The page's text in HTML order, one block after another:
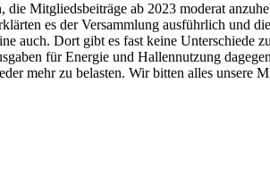
Mitgliedsbeiträge ab 2023 moderat
es der Versammlung ausführlich und
auch. Dort gibt es fast keine Unterschiede
für Energie und Hallennutzung
mehr zu belasten. Wir bitten alles unsere